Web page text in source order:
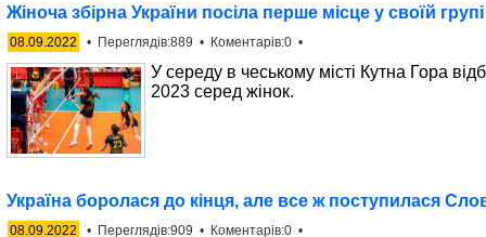
Жіноча збірна України посіла перше місце у своїй
08.09.2022 • Переглядів:889 • Коментарів:0 •
У середу в чеському місті Кутна Гора
2023 серед жінок.
Україна боролася до кінця, але все ж поступилася
08.09.2022 • Переглядів:909 • Коментарів:0 •